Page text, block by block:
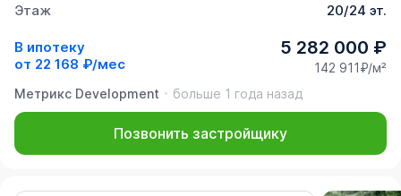
Этаж
20/24 эт.
В ипотеку
от 22 168 ₽/мес
5 282 000 ₽
142 911₽/м²
Метрикс Development
больше 1 года назад
Позвонить застройщику